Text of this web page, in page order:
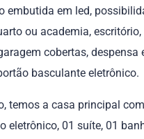
embutida em led,
ou academia,
cobertas, despensa
basculante eletrônico.
temos a casa principal
eletrônico, 01 suíte, 01